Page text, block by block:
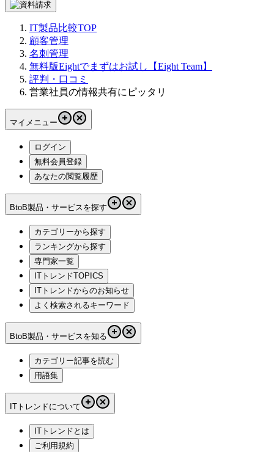
IT製品比較TOP
顧客管理
名刺管理
無料版Eightでまずはお試し【Eight Team】
評判・口コミ
営業社員の情報共有にピッタリ
マイメニュー
ログイン
無料会員登録
あなたの閲覧履歴
BtoB製品・サービスを探す
カテゴリーから探す
ランキングから探す
専門家一覧
ITトレンドTOPICS
ITトレンドからのお知らせ
よく検索されるキーワード
BtoB製品・サービスを知る
カテゴリー記事を読む
用語集
ITトレンドについて
ITトレンドとは
ご利用規約